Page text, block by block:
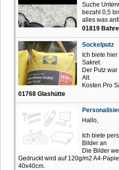
Suche
bezahl 0,5
alles was
01819
Sockelputz
Ich biete
Sakret.
Der Putz
Alt.
Kosten Pro
01768 Glashütte
Hallo,
Ich biete
Bilder an
Die Bilder
Gedruckt wird auf 120g/m2 A4-
40x40cm.